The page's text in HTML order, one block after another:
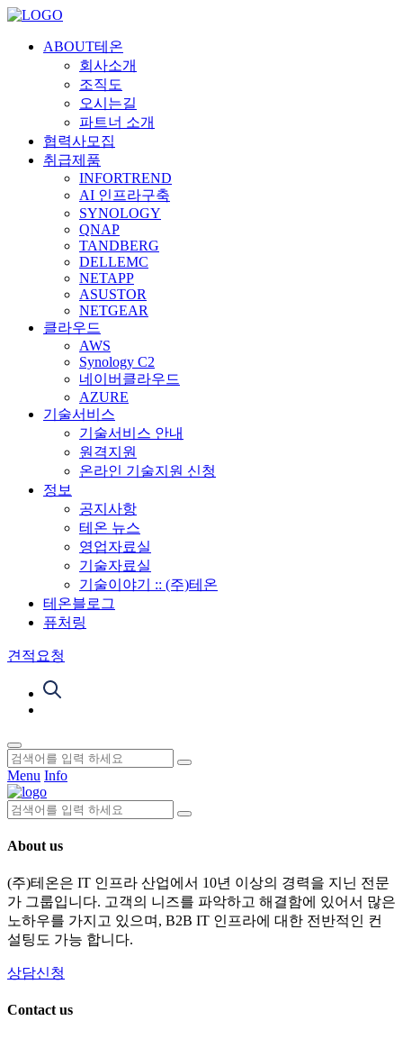
ABOUT테온
회사소개
조직도
오시는길
파트너 소개
협력사모집
취급제품
INFORTREND
AI 인프라구축
SYNOLOGY
QNAP
TANDBERG
DELLEMC
NETAPP
ASUSTOR
NETGEAR
클라우드
AWS
Synology C2
네이버클라우드
AZURE
기술서비스
기술서비스 안내
원격지원
온라인 기술지원 신청
정보
공지사항
테온 뉴스
영업자료실
기술자료실
기술이야기 :: (주)테온
테온블로그
퓨처링
견적요청
Menu Info
About us
(주)테온은 IT 인프라 산업에서 10년 이상의 경력을 지닌 전문
가 그룹입니다. 고객의 니즈를 파악하고 해결함에 있어서 많은
노하우를 가지고 있으며, B2B IT 인프라에 대한 전반적인 컨
설팅도 가능 합니다.
상담신청
Contact us